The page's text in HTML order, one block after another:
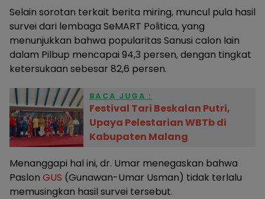
Selain sorotan terkait berita miring, muncul pula hasil
survei dari lembaga SeMART Politica, yang
menunjukkan bahwa popularitas Sanusi calon lain
dalam Pilbup mencapai 94,3 persen, dengan tingkat
ketersukaan sebesar 82,6 persen.
BACA JUGA :
Festival Tari Beskalan Putri,
Upaya Pelestarian WBTb di
Kabupaten Malang
Menanggapi hal ini, dr. Umar menegaskan bahwa
Paslon GUS (Gunawan-Umar Usman) tidak terlalu
memusingkan hasil survei tersebut.